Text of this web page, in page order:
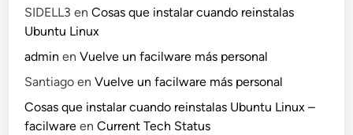
SIDELL3 enCosas que instalar cuando reinstalas
Ubuntu Linux
admin enVuelve un facilware más personal
Santiago enVuelve un facilware más personal
Cosas que instalar cuando reinstalas Ubuntu Linux –
facilware enCurrent Tech Status